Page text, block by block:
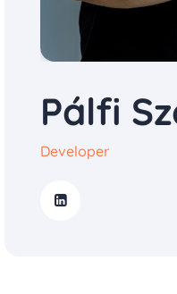
Pálfi
Developer